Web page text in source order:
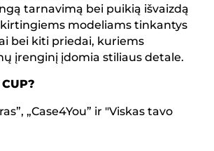
tarnavimą bei puikią išvaizdą
modeliams tinkantys
bei kiti priedai, kuriems
įrenginį įdomia stiliaus detale.
„Case4You” ir "Viskas tavo